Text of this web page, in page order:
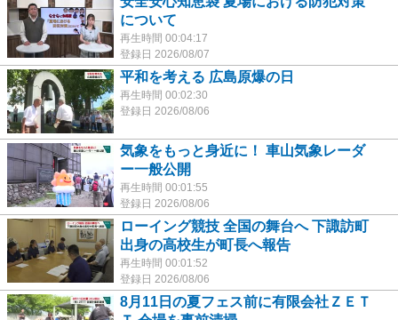
について
再生時間 00:04:17
登録日 2026/08/07
平和を考える 広島原爆の日
再生時間 00:02:30
登録日 2026/08/06
気象をもっと身近に！ 車山気象レーダ
ー一般公開
再生時間 00:01:55
登録日 2026/08/06
ローイング競技 全国の舞台へ 下諏訪町
出身の高校生が町長へ報告
再生時間 00:01:52
登録日 2026/08/06
8月11日の夏フェス前に有限会社ＺＥＴ